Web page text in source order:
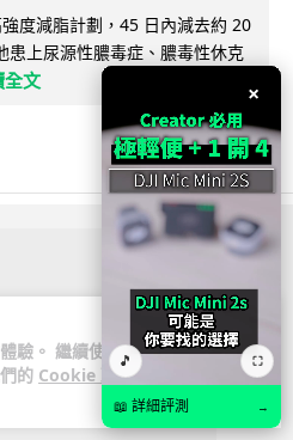
驗。 繼續使用
的 Cookie 政
度減脂計劃，45 日內減去約 20
患上尿源性膿毒症、膿毒性休克
全文 ×
🎵 ⛶
📖 詳細評測 →